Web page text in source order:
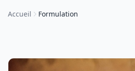
Accueil Formulation